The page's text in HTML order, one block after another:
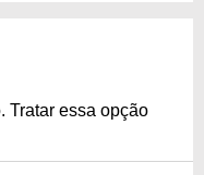
Tratar essa opção